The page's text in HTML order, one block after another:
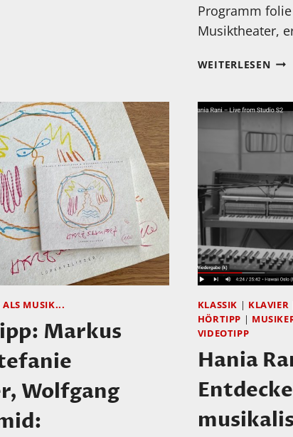
Programm
Musiktheater,
WEITERLESEN
ALS MUSIK...
Markus
Wolfgang
KLASSIK | KLAVIER
HÖRTIPP |
VIDEOTIPP
Hania